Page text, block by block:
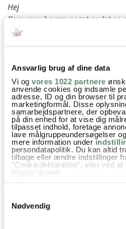
Ansvarlig brug af dine data
Vi og vores 1022 partnere
anvende cookies og indsamle
adresse, ID og din browser til
marketingformål. Disse
samarbejdspartnere, der
på din enhed for at vise dig
tilpasset indhold, foretage
lave målgruppeundersøgelser
mere information under
persondatapolitik. Du kan altid
tilbage eller ændre indstillinger
"Cookiedeklaration", eller ved
trigger" ikonet.
Indsamle præcise
der kan være nøjagtig inden
Identificere din enhed
Nødvendig
Hej
Kam man brygge noget andet en
besvar
19. december 2024 kl. 13:55
Hej Anna
Anden appelsinlikør
god, eller man kan
marcipan og
Rigtig god fornøjelse
Kh Ann-Christine
besvar
18. december 2019 kl. 15:56